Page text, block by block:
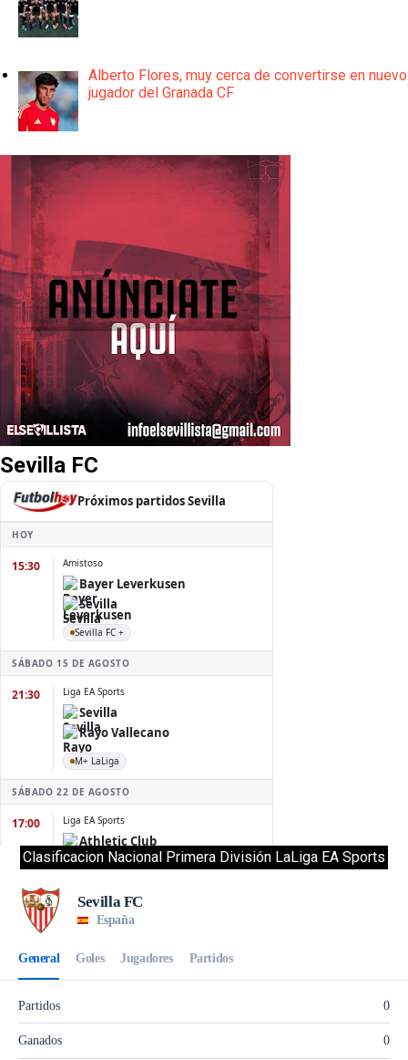
Alberto Flores, muy cerca de convertirse en nuevo
jugador del Granada CF
Sevilla FC
Clasificacion Nacional Primera División LaLiga EA Sports